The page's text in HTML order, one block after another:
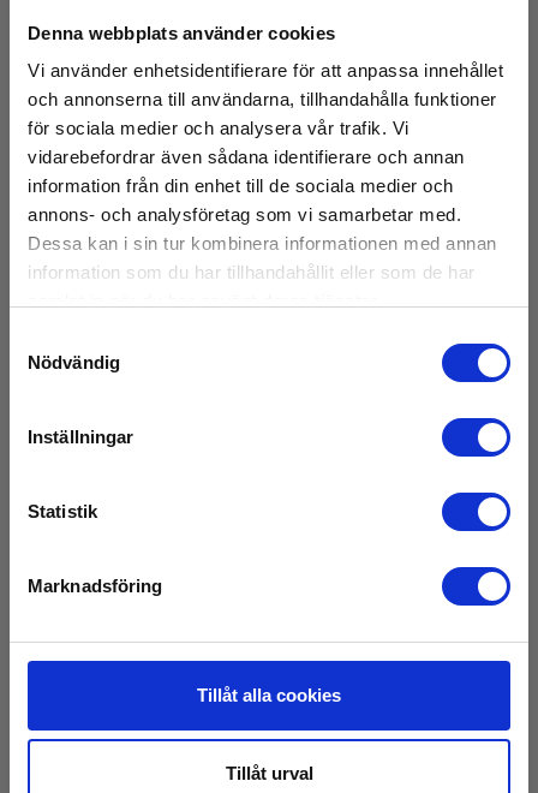
Denna webbplats använder cookies
Vi använder enhetsidentifierare för att anpassa innehållet
och annonserna till användarna, tillhandahålla funktioner
för sociala medier och analysera vår trafik. Vi
vidarebefordrar även sådana identifierare och annan
information från din enhet till de sociala medier och
annons- och analysföretag som vi samarbetar med.
Dessa kan i sin tur kombinera informationen med annan
information som du har tillhandahållit eller som de har
Nödvändig
Inställningar
Statistik
Marknadsföring
Tillåt alla cookies
Tillåt urval
Vikt
Nettovikt:
180 g
MN39CV strömtång
EAN 5703317419958
Snart på lager igen
3 370,00 SEK Exkl. moms
Läs mer Lägg i korg